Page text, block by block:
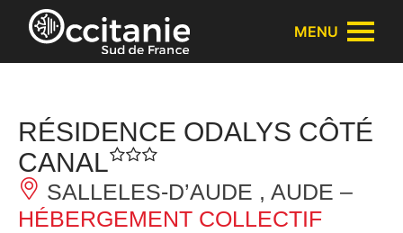
Panneau de gestion des cookies
MENU
RÉSIDENCE ODALYS CÔTÉ
CANAL
SALLELES-D’AUDE , AUDE –
HÉBERGEMENT COLLECTIF